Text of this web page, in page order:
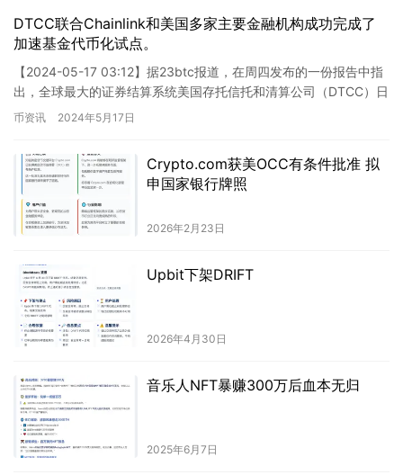
DTCC联合Chainlink和美国多家主要金融机构成功完成了
加速基金代币化试点。
【2024-05-17 03:12】据23btc报道，在周四发布的一份报告中指
出，全球最大的证券结算系统美国存托信托和清算公司（DTCC）日
前与区块链预言机Chainlink（LI…
币资讯 2024年5月17日
Crypto.com获美OCC有条件批准 拟
申国家银行牌照
2026年2月23日
Upbit下架DRIFT
2026年4月30日
音乐人NFT暴赚300万后血本无归
2025年6月7日